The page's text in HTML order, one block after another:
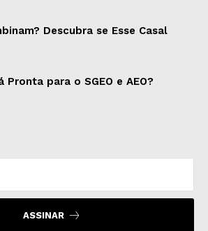
Descubra se Esse Casal
Pronta para o SGEO e AEO?
ASSINAR